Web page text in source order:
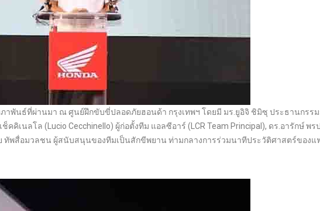
าพันธ์ที่ผ่านมา ณ ศูนย์ฝึกขับขี่ปลอดภัยฮอนด้า กรุงเทพฯ โดยมี มร.ยูอิจิ ชิมิซุ ประธานกรรม
คิเนลโล (Lucio Cecchinello) ผู้ก่อตั้งทีม แอลซีอาร์ (LCR Team Principal), ดร.อารักษ์ พร
ทัพสื่อมวลชน ผู้สนับสนุนของทีมเป็นสักขีพยาน ท่ามกลางการร่วมนาทีประวัติศาสตร์ของแ